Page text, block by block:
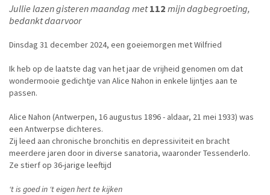
Jullie lazen gisteren maandag met112 mijn dagbegroeting,
bedankt daarvoor
Dinsdag 31 december 2024, een goeiemorgen met Wilfried
Ik heb op de laatste dag van het jaar de vrijheid genomen om dat
wondermooie gedichtje van Alice Nahon in enkele lijntjes aan te
passen.
Alice Nahon (Antwerpen, 16 augustus 1896 - aldaar, 21 mei 1933) was
een Antwerpse dichteres.
Zij leed aan chronische bronchitis en depressiviteit en bracht
meerdere jaren door in diverse sanatoria, waaronder Tessenderlo.
Ze stierf op 36-jarige leeftijd
‘t is goed in ‘t eigen hert te kijken